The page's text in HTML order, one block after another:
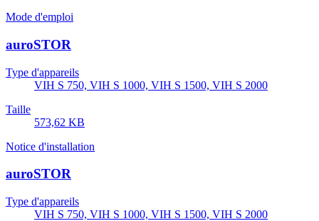
Mode d'emploi
auroSTOR
Type d'appareils
VIH S 750, VIH S 1000, VIH S 1500, VIH S 2000
Taille
573,62 KB
Notice d'installation
auroSTOR
Type d'appareils
VIH S 750, VIH S 1000, VIH S 1500, VIH S 2000